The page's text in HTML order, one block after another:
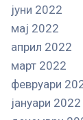
јуни 2022
мај 2022
април 2022
март 2022
февруари
јануари 2022